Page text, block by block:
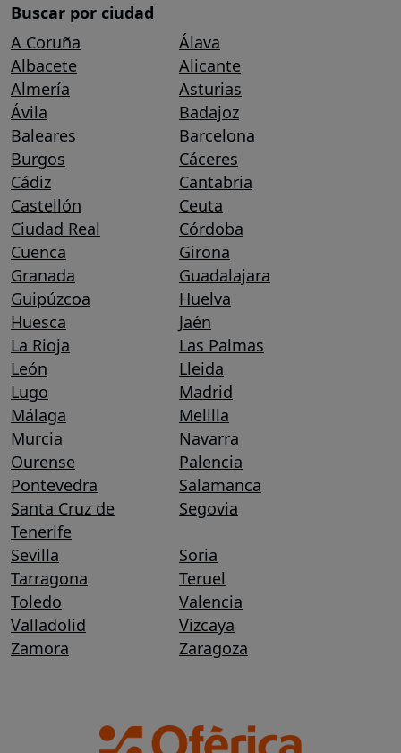
Buscar por ciudad
A Coruña
Álava
Albacete
Alicante
Almería
Asturias
Ávila
Badajoz
Baleares
Barcelona
Burgos
Cáceres
Cádiz
Cantabria
Castellón
Ceuta
Ciudad Real
Córdoba
Cuenca
Girona
Granada
Guadalajara
Guipúzcoa
Huelva
Huesca
Jaén
La Rioja
Las Palmas
León
Lleida
Lugo
Madrid
Málaga
Melilla
Murcia
Navarra
Ourense
Palencia
Pontevedra
Salamanca
Santa Cruz de
Tenerife
Segovia
Sevilla
Soria
Tarragona
Teruel
Toledo
Valencia
Valladolid
Vizcaya
Zamora
Zaragoza